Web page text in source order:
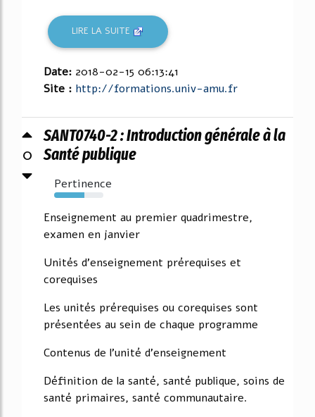
LIRE LA SUITE
Date: 2018-02-15 06:13:41
Site : http://formations.univ-amu.fr
0
SANT0740-2 : Introduction générale à la
Santé publique
Pertinence
61%
Enseignement au premier quadrimestre,
examen en janvier
Unités d'enseignement prérequises et
corequises
Les unités prérequises ou corequises sont
présentées au sein de chaque programme
Contenus de l'unité d'enseignement
Définition de la santé, santé publique, soins de
santé primaires, santé communautaire.